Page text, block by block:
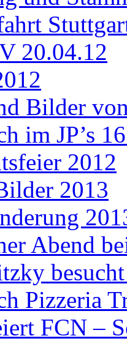
20.04.12
Bilder
im JP’s
2012
2013
Abend
Pizzeria
FCN –